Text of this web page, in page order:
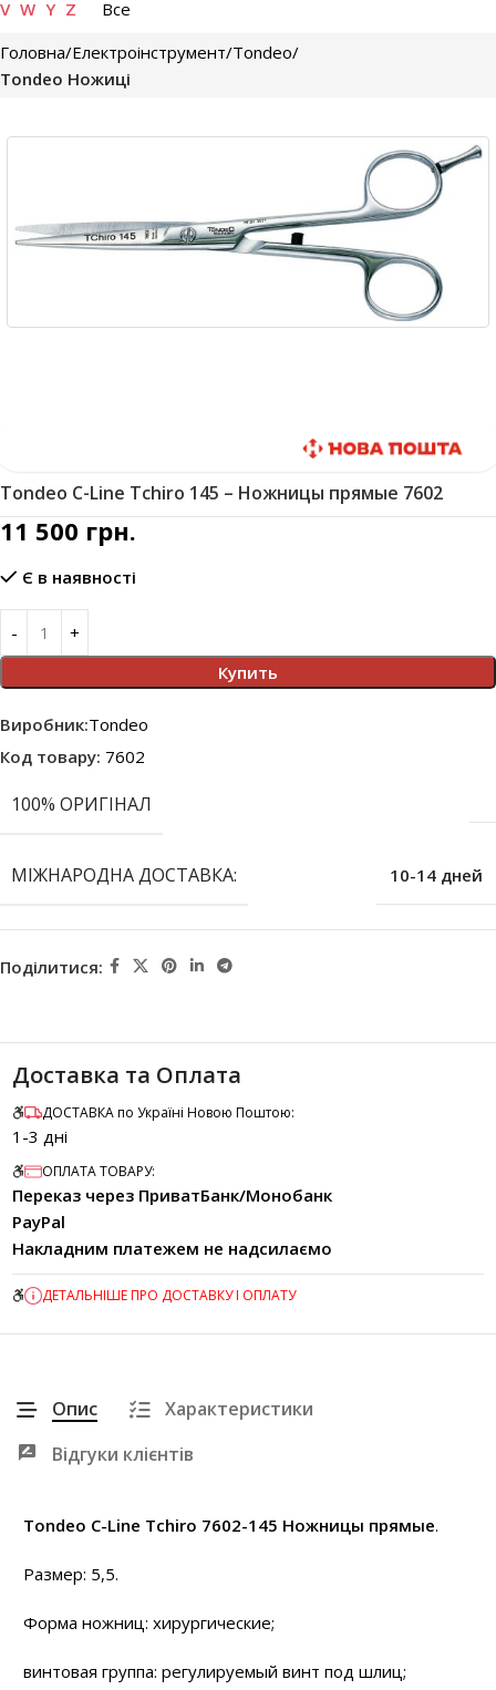
V W Y Z
Все
Головна Електроінструмент Tondeo
Tondeo Ножиці
Tondeo C-Line Tchiro 145 – Ножницы прямые 7602
11 500 грн.
Є в наявності
Купить
Виробник:Tondeo
Код товару: 7602
100% ОРИГІНАЛ
МІЖНАРОДНА ДОСТАВКА: 10-14 дней
Поділитися:
Доставка та Оплата
ДОСТАВКА по Україні Новою Поштою:
1-3 дні
ОПЛАТА ТОВАРУ:
Переказ через ПриватБанк/Монобанк
PayPal
Накладним платежем не надсилаємо
ДЕТАЛЬНІШЕ ПРО ДОСТАВКУ І ОПЛАТУ
Опис
Характеристики
Відгуки клієнтів
Tondeo C-Line Tchiro 7602-145 Ножницы прямые.
Размер: 5,5.
Форма ножниц: хирургические;
винтовая группа: регулируемый винт под шлиц;